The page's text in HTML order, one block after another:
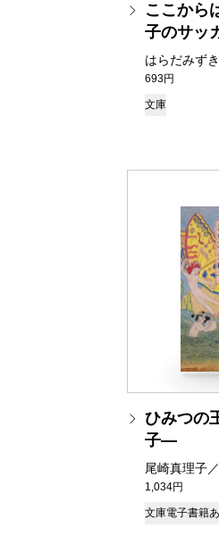
ここから
子のサッ
はらだみず
693円
文庫
ひみつの
子―
尾崎真理子
1,034円
文庫電子書籍